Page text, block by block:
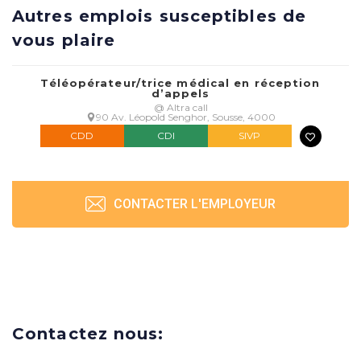
Autres emplois susceptibles de
vous plaire
Téléopérateur/trice médical en réception
d’appels
@ Altra call
90 Av. Léopold Senghor, Sousse, 4000
CDD
CDI SIVP
CONTACTER L'EMPLOYEUR
Contactez nous: